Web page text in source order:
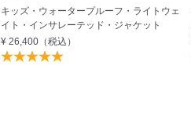
キッズ・ウォータープルーフ・ライトウェ
イト・インサレーテッド・ジャケット
¥ 26,400 （税込）